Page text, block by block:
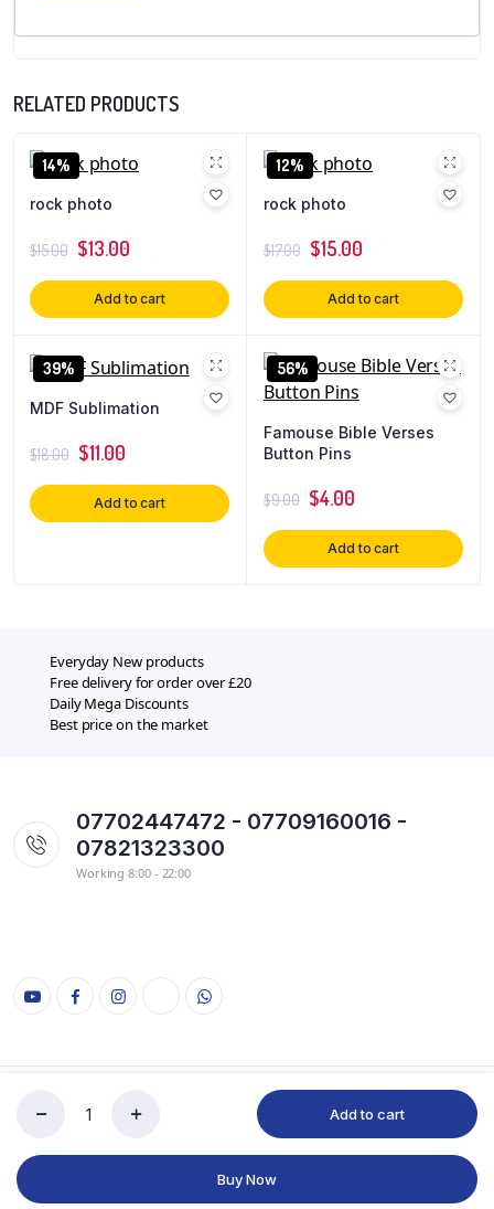
Add to cart
Buy Now
RELATED PRODUCTS
14%
rock photo
$15.00 $13.00
Add to cart
12%
rock photo
$17.00 $15.00
Add to cart
39%
MDF Sublimation
$18.00 $11.00
Add to cart
56%
Famouse Bible Verses
Button Pins
$9.00 $4.00
Add to cart
Everyday New products
Free delivery for order over £20
Daily Mega Discounts
Best price on the market
07702447472 - 07709160016 -
07821323300
Working 8:00 - 22:00
Copyright 2022 © kryaran